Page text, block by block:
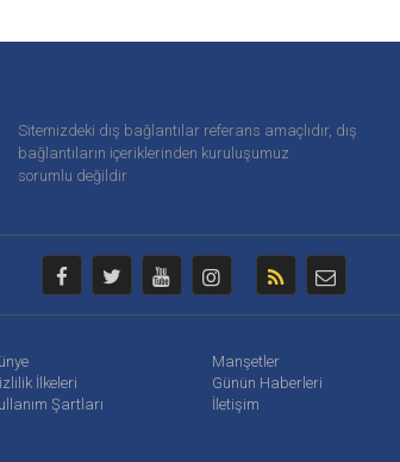
Sitemizdeki dış bağlantılar referans amaçlıdır, dış
bağlantıların içeriklerinden kuruluşumuz
sorumlu değildir
İlkeleri
Şartları
Manşetler
Günün Haberleri
İletişim